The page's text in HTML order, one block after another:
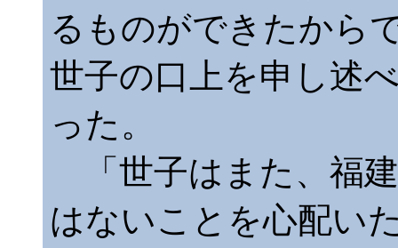
るものができたから
世子の口上を申し述
った。
「世子はまた、福
はないことを心配い